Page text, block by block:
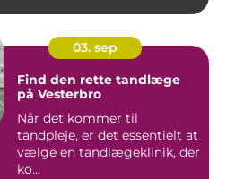
03. sep
Find den rette tandlæge
på Vesterbro
Når det kommer til
tandpleje, er det essentielt at
vælge en tandlægeklinik, der
ko...